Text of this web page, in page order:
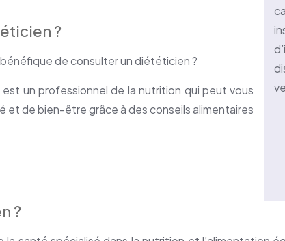
?
de consulter un diététicien ?
un professionnel de la nutrition qui peut vous
de bien-être grâce à des conseils alimentaires
?